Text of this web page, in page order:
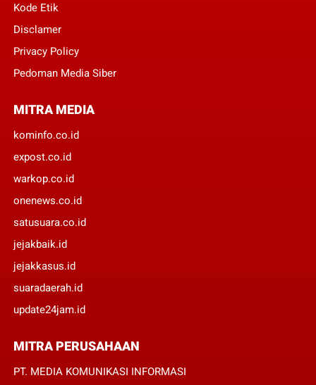
Kode Etik
Disclamer
Privacy Policy
Pedoman Media Siber
MITRA MEDIA
kominfo.co.id
expost.co.id
warkop.co.id
onenews.co.id
satusuara.co.id
jejakbaik.id
jejakkasus.id
suaradaerah.id
update24jam.id
MITRA PERUSAHAAN
PT. MEDIA KOMUNIKASI INFORMASI